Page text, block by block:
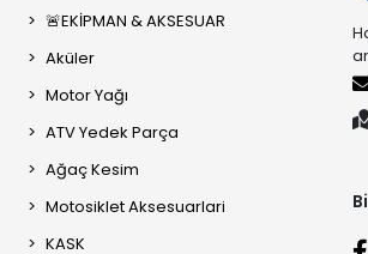
🚨EKİPMAN & AKSESUAR
Aküler
Motor Yağı
ATV Yedek Parça
Ağaç Kesim
Motosiklet Aksesuarlari
KASK